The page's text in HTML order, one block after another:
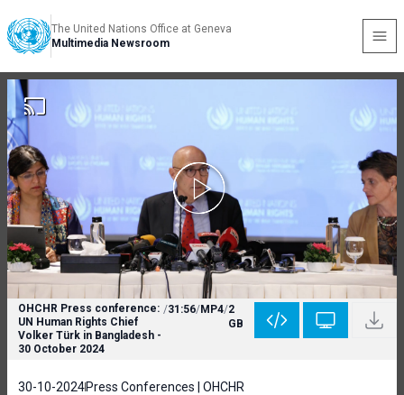
The United Nations Office at Geneva
Multimedia Newsroom
OHCHR Press conference:
UN Human Rights Chief
Volker Türk in Bangladesh -
30 October 2024
/31:56/MP4/2
GB
30-10-2024Press Conferences | OHCHR